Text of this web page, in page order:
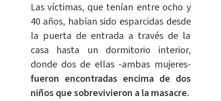
Las víctimas, que tenían entre ocho y
40 años, habían sido esparcidas desde
la puerta de entrada a través de la
casa hasta un dormitorio interior,
donde dos de ellas -ambas mujeres-
fueron encontradas encima de dos
niños que sobrevivieron a la masacre.